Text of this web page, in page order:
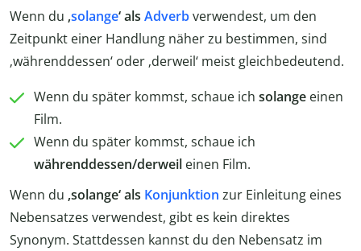
Wenn du ‚solange‘ als Adverbverwendest, um den
Zeitpunkt einer Handlung näher zu bestimmen, sind
‚währenddessen‘ oder ‚derweil‘ meist gleichbedeutend.
Wenn du später kommst, schaue ich solange einen
Film.
Wenn du später kommst, schaue ich
währenddessen/derweil einen Film.
Wenn du ‚solange‘ als Konjunktion zur Einleitung eines
Nebensatzes verwendest, gibt es kein direktes
Synonym. Stattdessen kannst du den Nebensatz im